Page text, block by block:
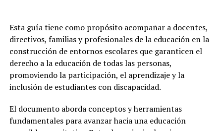
Esta guía tiene como propósito acompañar a docentes,
directivos, familias y profesionales de la educación en la
construcción de entornos escolares que garanticen el
derecho a la educación de todas las personas,
promoviendo la participación, el aprendizaje y la
inclusión de estudiantes con discapacidad.
El documento aborda conceptos y herramientas
fundamentales para avanzar hacia una educación